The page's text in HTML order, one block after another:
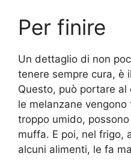
Per finire
Un dettaglio di non
tenere sempre cura, è
Questo, può portare
le melanzane
troppo umido,
muffa. E poi, nel frigo,
alcuni alimenti, le fa